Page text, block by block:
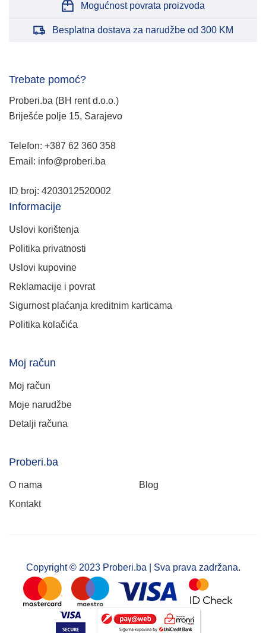
Mogućnost povrata proizvoda
Besplatna dostava za narudžbe od 300 KM
Trebate pomoć?
Proberi.ba (BH rent d.o.o.)
Briješće polje 15, Sarajevo
Telefon: +387 62 360 358
Email: info@proberi.ba
ID broj: 4203012520002
Informacije
Uslovi korištenja
Politika privatnosti
Uslovi kupovine
Reklamacije i povrat
Sigurnost plaćanja kreditnim karticama
Politika kolačića
Moj račun
Moj račun
Moje narudžbe
Detalji računa
Proberi.ba
O nama
Blog
Kontakt
Copyright © 2023 Proberi.ba | Sva prava zadržana.